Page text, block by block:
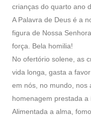
crianças do quarto ano
A Palavra de Deus é a
figura de Nossa
força. Bela homilia!
No ofertório solene, as
vida longa, gasta a
em nós, no mundo, nos
homenagem prestada a
Alimentada a alma,